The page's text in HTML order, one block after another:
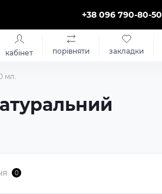
+38 096 790-80-50
кабінет порівняти закладки
мл.
0